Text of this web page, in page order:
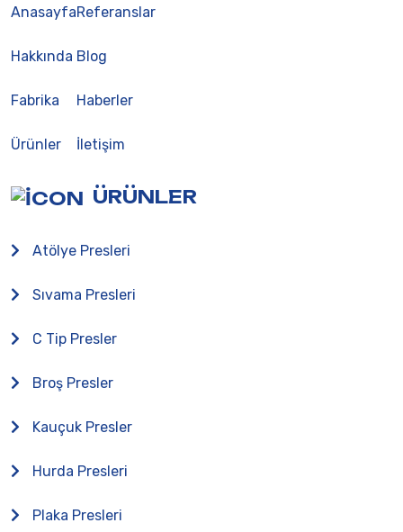
Anasayfa
Hakkında
Fabrika
Ürünler
Referanslar
Blog
Haberler
İletişim
ÜRÜNLER
Atölye Presleri
Sıvama Presleri
C Tip Presler
Broş Presler
Kauçuk Presler
Hurda Presleri
Plaka Presleri